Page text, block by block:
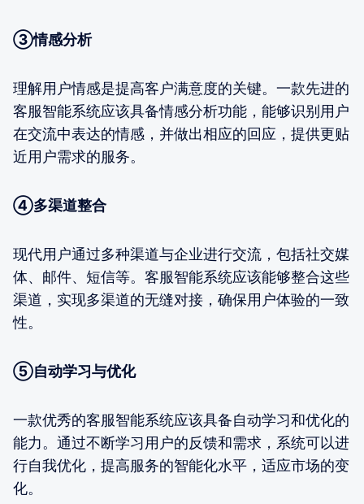
③情感分析
理解用户情感是提高客户满意度的关键。一款先进的
客服智能系统应该具备情感分析功能，能够识别用户
在交流中表达的情感，并做出相应的回应，提供更贴
近用户需求的服务。
④多渠道整合
现代用户通过多种渠道与企业进行交流，包括社交媒
体、邮件、短信等。客服智能系统应该能够整合这些
渠道，实现多渠道的无缝对接，确保用户体验的一致
性。
⑤自动学习与优化
一款优秀的客服智能系统应该具备自动学习和优化的
能力。通过不断学习用户的反馈和需求，系统可以进
行自我优化，提高服务的智能化水平，适应市场的变
化。